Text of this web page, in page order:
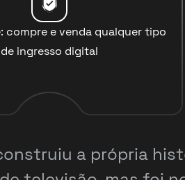
compre e venda qualquer tipo
de ingresso digital
a própria